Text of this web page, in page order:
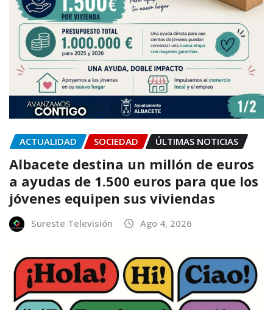
ACTUALIDAD SOCIEDAD ÚLTIMAS NOTICIAS
Albacete destina un millón de euros
a ayudas de 1.500 euros para que los
jóvenes equipen sus viviendas
Sureste Televisión Ago 4, 2026